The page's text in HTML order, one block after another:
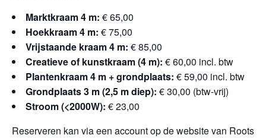
Marktkraam 4 m: € 65,00
Hoekkraam 4 m: € 75,00
Vrijstaande kraam 4 m: € 85,00
Creatieve of kunstkraam (4 m): € 60,00 incl. btw
Plantenkraam 4 m + grondplaats: € 59,00 incl. btw
Grondplaats 3 m (2,5 m diep): € 30,00 (btw-vrij)
Stroom (<2000W): € 23,00
Reserveren kan via een account op de website van Roots